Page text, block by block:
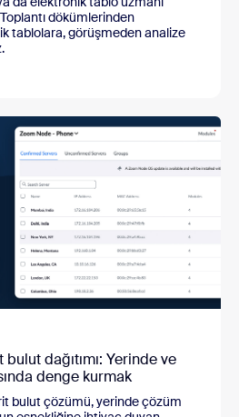
dökümlerinden
tablolara, görüşmeden analize
dağıtımı: Yerinde ve
denge kurmak
bulut çözümü, yerinde çözüm